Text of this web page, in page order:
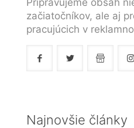
Pripravujeme obsah
začiatočníkov, ale aj
pracujúcich v
Najnovšie články